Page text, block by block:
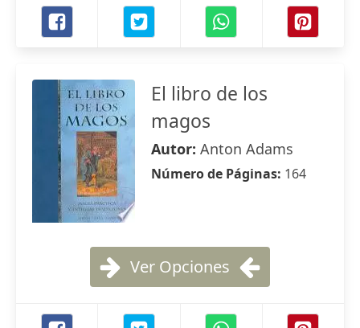
El libro de los
magos
Autor: Anton Adams
Número de Páginas: 164
Ver Opciones